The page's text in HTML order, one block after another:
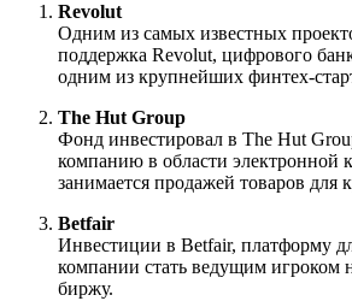
Revolut
Одним из самых известных
поддержка Revolut, цифрового
одним из крупнейших финтех-
The Hut Group
Фонд инвестировал в The Hut
компанию в области электронной
занимается продажей товаров для
Betfair
Инвестиции в Betfair, платформу
компании стать ведущим игроком
биржу.